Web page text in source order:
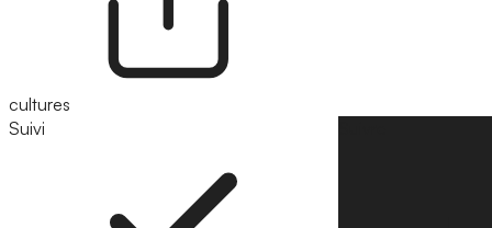
cultures
Suivi